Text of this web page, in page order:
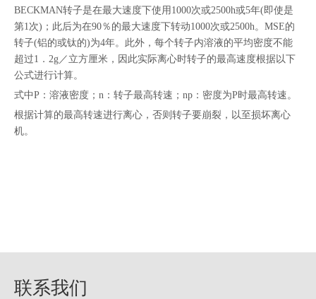
BECKMAN转子是在最大速度下使用1000次或2500h或5年(即使是
第1次)；此后为在90％的最大速度下转动1000次或2500h。MSE的
转子(铝的或钛的)为4年。此外，每个转子内溶液的平均密度不能
超过1．2g／立方厘米，因此实际离心时转子的最高速度根据以下
公式进行计算。
式中P：溶液密度；n：转子最高转速；np：密度为P时最高转速。
根据计算的最高转速进行离心，否则转子要崩裂，以至损坏离心
机。
联系我们